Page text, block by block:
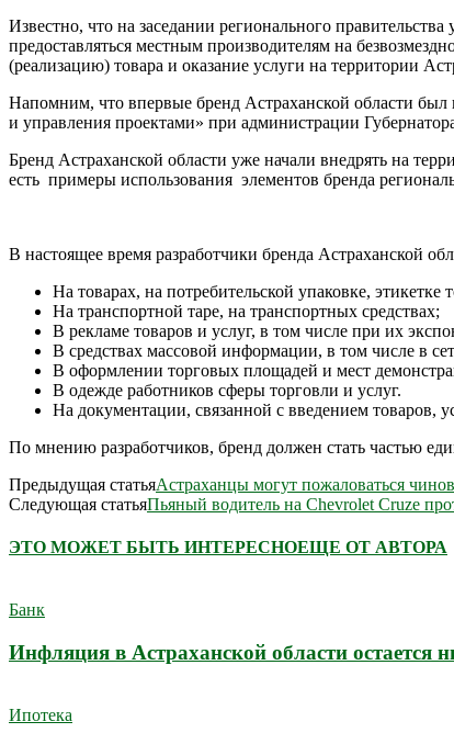
Известно, что на заседании регионального
предоставляться местным производителям на
(реализацию) товара и оказание услуги на территории
Напомним, что впервые бренд Астраханской области был
и управления проектами» при администрации
Бренд Астраханской области уже начали внедрять на
есть примеры использования элементов бренда
В настоящее время разработчики бренда Астраханской
На товарах, на потребительской упаковке, этикетке
На транспортной таре, на транспортных средствах;
В рекламе товаров и услуг, в том числе при их
В средствах массовой информации, в том числе в
В оформлении торговых площадей и мест
В одежде работников сферы торговли и услуг.
На документации, связанной с введением товаров,
По мнению разработчиков, бренд должен стать частью
Предыдущая статьяАстраханцы могут пожаловаться
Следующая статьяПьяный водитель на Chevrolet Cruze
ЭТО МОЖЕТ БЫТЬ ИНТЕРЕСНОЕЩЕ ОТ АВТОРА
Банк
Инфляция в Астраханской области остается
Ипотека